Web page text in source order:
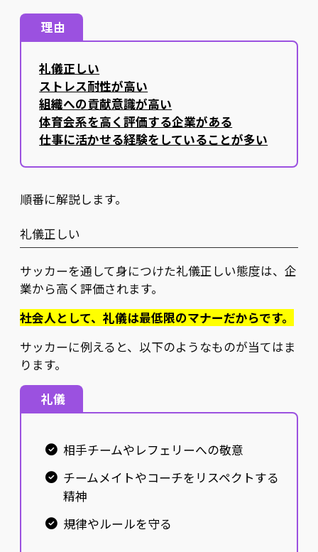
理由
礼儀正しい
ストレス耐性が高い
組織への貢献意識が高い
体育会系を高く評価する企業がある
仕事に活かせる経験をしていることが多い
順番に解説します。
礼儀正しい
サッカーを通して身につけた礼儀正しい態度は、企
業から高く評価されます。
社会人として、礼儀は最低限のマナーだからです。
サッカーに例えると、以下のようなものが当てはま
ります。
礼儀
相手チームやレフェリーへの敬意
チームメイトやコーチをリスペクトする
精神
規律やルールを守る